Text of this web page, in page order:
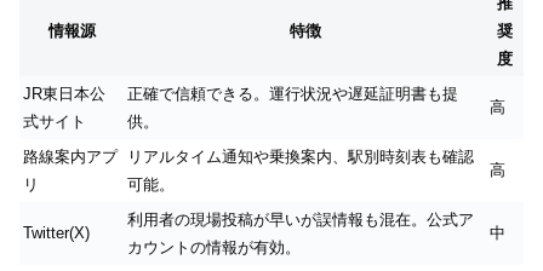
情報源 特徴
奨
度
JR東日本公
式サイト
正確で信頼できる。運行状況や遅延証明書も提
供。
高
路線案内アプ
リ
リアルタイム通知や乗換案内、駅別時刻表も確認
可能。
高
Twitter(X)
利用者の現場投稿が早いが誤情報も混在。公式ア
カウントの情報が有効。
中